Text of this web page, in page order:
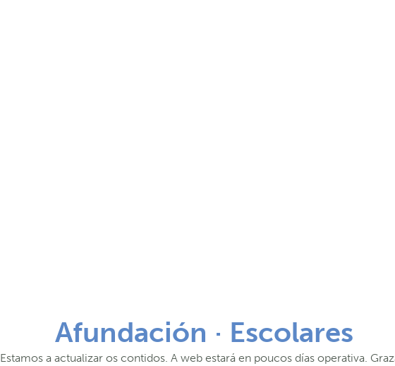
Afundación · Escolares
Estamos a actualizar os contidos. A web estará en poucos días operativa.